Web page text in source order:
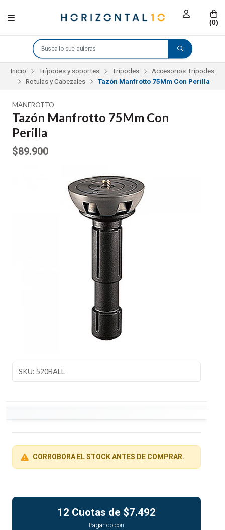
(0)
Inicio Trípodes y soportes Trípodes
Accesorios Trípodes
Rotulas y Cabezales
Tazón Manfrotto 75Mm Con Perilla
MANFROTTO
Tazón Manfrotto 75Mm Con
Perilla
$89.900
SKU: 520BALL
CORROBORA EL STOCK ANTES DE COMPRAR.
12 Cuotas de $7.492
Pagando con